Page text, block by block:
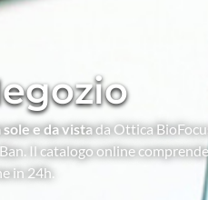
e da vistada Ottica
Il catalogo online
in 24h.